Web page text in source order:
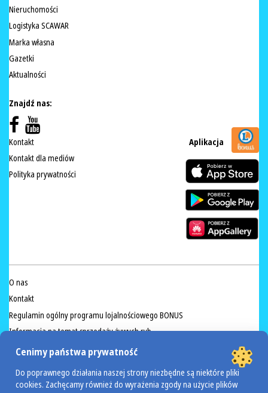
Nieruchomości
Logistyka SCAWAR
Marka własna
Gazetki
Aktualności
Znajdź nas:
Kontakt
Kontakt dla mediów
Polityka prywatności
Aplikacja
O nas
Kontakt
Regulamin ogólny programu lojalnościowego BONUS
Informacja na temat sprzedaży żywych ryb
Przeciwdziałanie marnowaniu żywności
Cenimy państwa prywatność
Do poprawnego działania naszej strony niezbędne są niektóre pliki
cookies. Zachęcamy również do wyrażenia zgody na użycie plików